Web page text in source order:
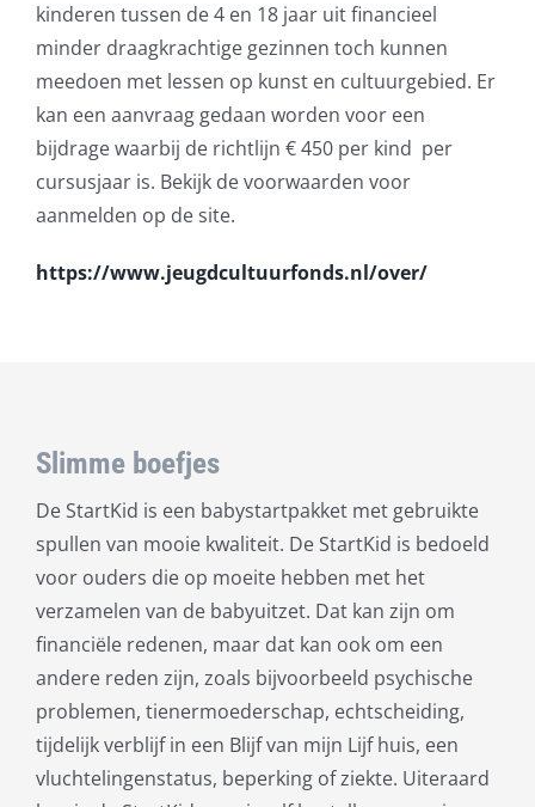
kinderen tussen de 4 en 18 jaar uit financieel
minder draagkrachtige gezinnen toch kunnen
meedoen met lessen op kunst en cultuurgebied. Er
kan een aanvraag gedaan worden voor een
bijdrage waarbij de richtlijn € 450 per kind per
cursusjaar is. Bekijk de voorwaarden voor
aanmelden op de site.
https://www.jeugdcultuurfonds.nl/over/
Slimme boefjes
De StartKid is een babystartpakket met gebruikte
spullen van mooie kwaliteit. De StartKid is bedoeld
voor ouders die op moeite hebben met het
verzamelen van de babyuitzet. Dat kan zijn om
financiële redenen, maar dat kan ook om een
andere reden zijn, zoals bijvoorbeeld psychische
problemen, tienermoederschap, echtscheiding,
tijdelijk verblijf in een Blijf van mijn Lijf huis, een
vluchtelingenstatus, beperking of ziekte. Uiteraard